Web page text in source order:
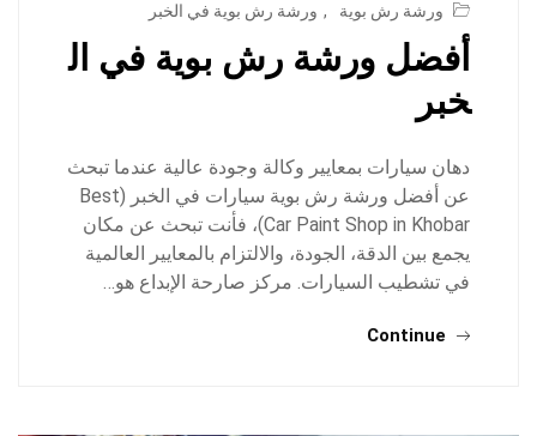
ورشة رش بوية
, ورشة رش بوية في الخبر
أفضل ورشة رش بوية في ال
خبر
دهان سيارات بمعايير وكالة وجودة عالية عندما تبحث
عن أفضل ورشة رش بوية سيارات في الخبر (Best
Car Paint Shop in Khobar)، فأنت تبحث عن مكان
يجمع بين الدقة، الجودة، والالتزام بالمعايير العالمية
في تشطيب السيارات. مركز صارحة الإبداع هو…
Continue